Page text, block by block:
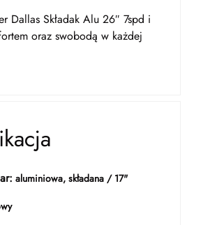
Dallas Składak Alu 26″ 7spd i
oraz swobodą w każdej
aluminiowa, składana / 17"